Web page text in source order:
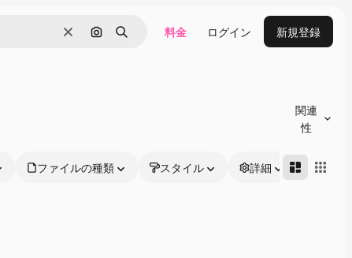
消去 画像で検索
検索 料金 ログイン 新規登録
関連
性
ファイルの種類 スタイル 詳細